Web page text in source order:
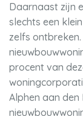
Daarnaast zijn
slechts een
zelfs ontbreken.
procent van
Alphen aan den